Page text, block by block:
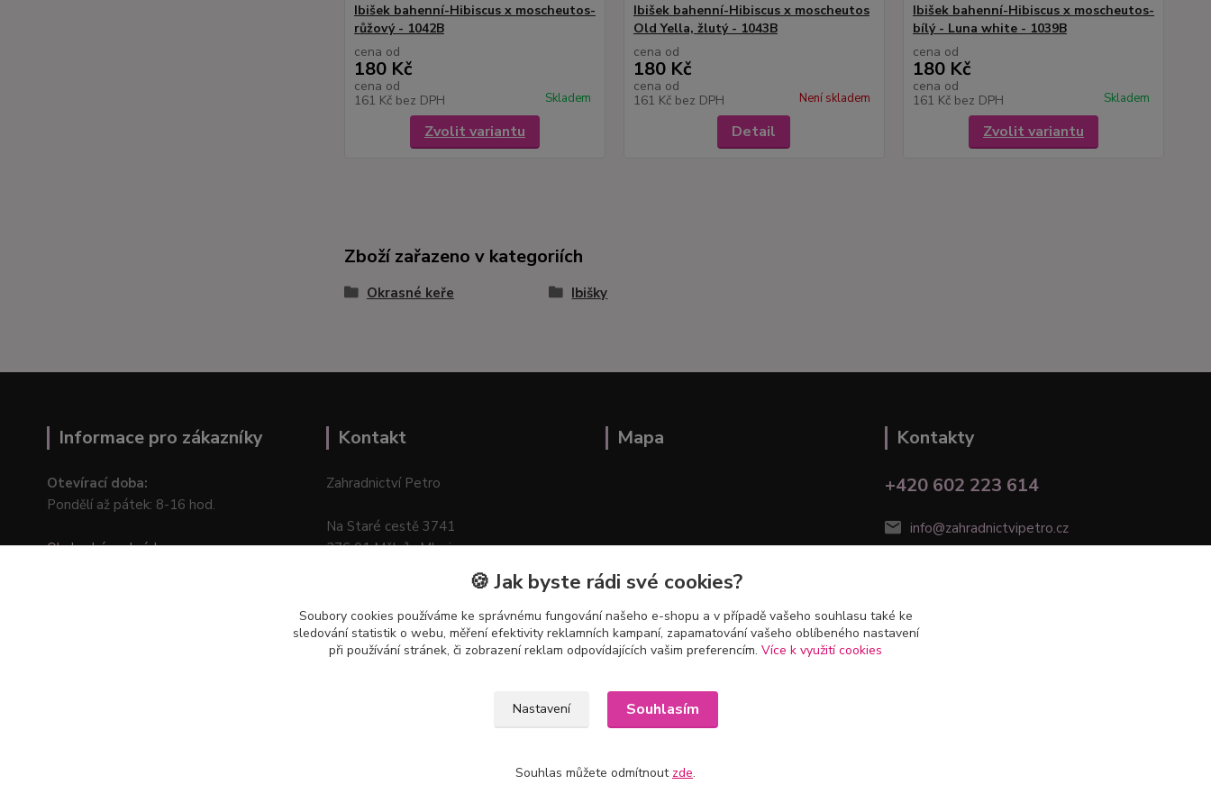
Ibišek bahenní-Hibiscus x moscheutos-
růžový - 1042B
cena od
180 Kč
cena od
161 Kč bez DPH Skladem
Zvolit variantu
Ibišek bahenní-Hibiscus x moscheutos
Old Yella, žlutý - 1043B
cena od
180 Kč
cena od
161 Kč bez DPH Není skladem
Detail
Ibišek bahenní-Hibiscus x moscheutos-
bílý - Luna white - 1039B
cena od
180 Kč
cena od
161 Kč bez DPH Skladem
Zvolit variantu
Zboží zařazeno v kategoriích
Okrasné keře Ibišky
Informace pro zákazníky
Otevírací doba:
Pondělí až pátek: 8-16 hod.
Obchodní podmínky
Kontakt
Zahradnictví Petro
Na Staré cestě 3741
276 01 Mělník–Mlazice
Mapa
Kontakty
+420 602 223 614
info@zahradnictvipetro.cz
🍪 Jak byste rádi své cookies?
Soubory cookies používáme ke správnému fungování našeho e-shopu a v případě vašeho souhlasu také ke
sledování statistik o webu, měření efektivity reklamních kampaní, zapamatování vašeho oblíbeného nastavení
při používání stránek, či zobrazení reklam odpovídajících vašim preferencím. Více k využití cookies
Nastavení Souhlasím
Souhlas můžete odmítnout zde.